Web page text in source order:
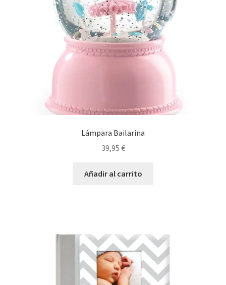
Lámpara Bailarina
39,95 €
Añadir al carrito